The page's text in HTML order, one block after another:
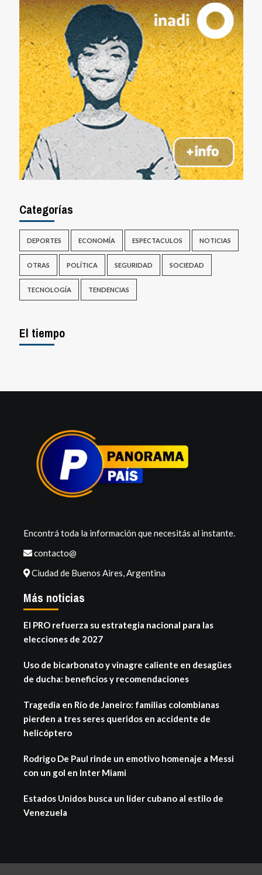
Categorías
DEPORTES ECONOMÍA ESPECTACULOS NOTICIAS
OTRAS POLÍTICA SEGURIDAD SOCIEDAD
TECNOLOGÍA TENDENCIAS
El tiempo
Encontrá toda la información que necesitás al instante.
contacto@
Ciudad de Buenos Aires, Argentina
Más noticias
El PRO refuerza su estrategia nacional para las
elecciones de 2027
Uso de bicarbonato y vinagre caliente en desagües
de ducha: beneficios y recomendaciones
Tragedia en Río de Janeiro: familias colombianas
pierden a tres seres queridos en accidente de
helicóptero
Rodrigo De Paul rinde un emotivo homenaje a Messi
con un gol en Inter Miami
Estados Unidos busca un líder cubano al estilo de
Venezuela